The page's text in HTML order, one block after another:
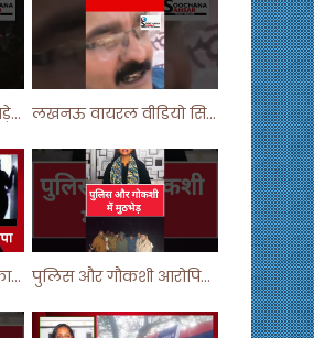
शहर में खुले नाले हो रहे बड़े हादसे ! #shortsvideo #shorts लखनऊ वायरल वीडियो सिस्टम पर सवाल ! #shorts #shortvideo
मसाज पार्लर पर पुलिस का छापा ! #viralvideo #trending #parlour पुलिस और गौकशी आरोपियों में मुठभेड़ ! #shortvideo #shorts #shortsfeed